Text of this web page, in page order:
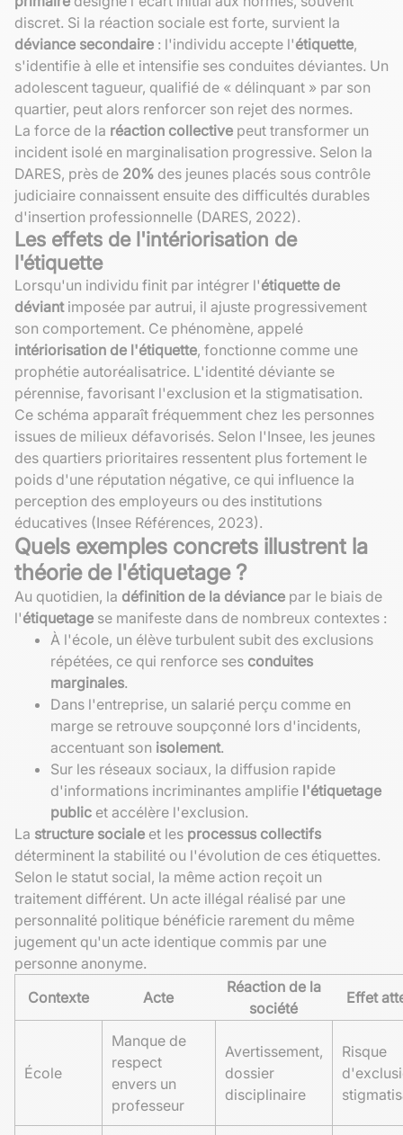
discret. Si la réaction sociale est forte, survient la
déviance secondaire : l'individu accepte l'étiquette,
s'identifie à elle et intensifie ses conduites déviantes. Un
adolescent tagueur, qualifié de « délinquant » par son
quartier, peut alors renforcer son rejet des normes.
La force de la réaction collective peut transformer un
incident isolé en marginalisation progressive. Selon la
DARES, près de 20% des jeunes placés sous contrôle
judiciaire connaissent ensuite des difficultés durables
d'insertion professionnelle (DARES, 2022).
Les effets de l'intériorisation de
l'étiquette
Lorsqu'un individu finit par intégrer l'étiquette de
déviantimposée par autrui, il ajuste progressivement
son comportement. Ce phénomène, appelé
intériorisation de l'étiquette, fonctionne comme une
prophétie autoréalisatrice. L'identité déviante se
pérennise, favorisant l'exclusion et la stigmatisation.
Ce schéma apparaît fréquemment chez les personnes
issues de milieux défavorisés. Selon l'Insee, les jeunes
des quartiers prioritaires ressentent plus fortement le
poids d'une réputation négative, ce qui influence la
perception des employeurs ou des institutions
éducatives (Insee Références, 2023).
Quels exemples concrets illustrent la
théorie de l'étiquetage ?
Au quotidien, la définition de la déviance par le biais de
l'étiquetage se manifeste dans de nombreux contextes :
À l'école, un élève turbulent subit des exclusions
répétées, ce qui renforce ses conduites
marginales.
Dans l'entreprise, un salarié perçu comme en
marge se retrouve soupçonné lors d'incidents,
accentuant son isolement.
Sur les réseaux sociaux, la diffusion rapide
d'informations incriminantes amplifie l'étiquetage
public et accélère l'exclusion.
La structure sociale et les processus collectifs
déterminent la stabilité ou l'évolution de ces étiquettes.
Selon le statut social, la même action reçoit un
traitement différent. Un acte illégal réalisé par une
personnalité politique bénéficie rarement du même
jugement qu'un acte identique commis par une
personne anonyme.
Contexte
Acte
Réaction de la
société
Effet
École
Manque de
respect
envers un
professeur
Avertissement,
dossier
disciplinaire
Risque